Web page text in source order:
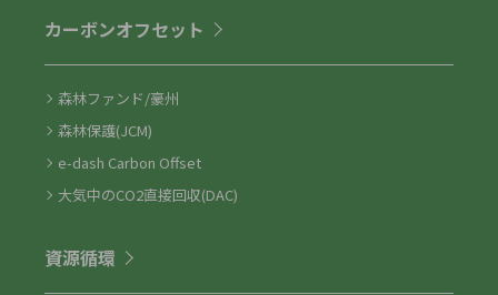
カーボンオフセット
森林ファンド/豪州
森林保護(JCM)
e-dash Carbon Offset
大気中のCO2直接回収(DAC)
資源循環